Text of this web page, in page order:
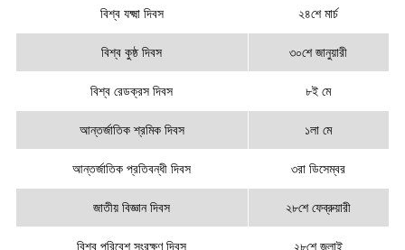
বিশ্ব যক্ষ্মা দিবস ২৪শে মার্চ
বিশ্ব কুষ্ঠ দিবস ৩০শে জানুয়ারী
বিশ্ব রেডক্রস দিবস ৮ই মে
আন্তর্জাতিক শ্রমিক দিবস ১লা মে
আন্তর্জাতিক প্রতিবন্ধী দিবস ৩রা ডিসেম্বর
জাতীয় বিজ্ঞান দিবস ২৮শে ফেব্রুয়ারী
বিশ্ব পরিবেশ সংরক্ষণ দিবস ২৮শে জুলাই